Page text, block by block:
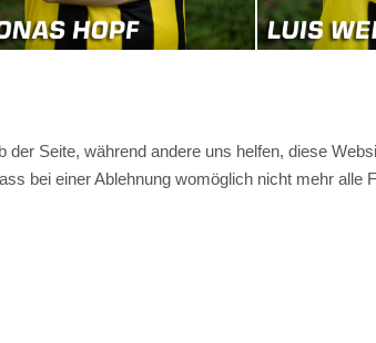
Seite, während andere uns helfen, diese
bei einer Ablehnung womöglich nicht mehr alle